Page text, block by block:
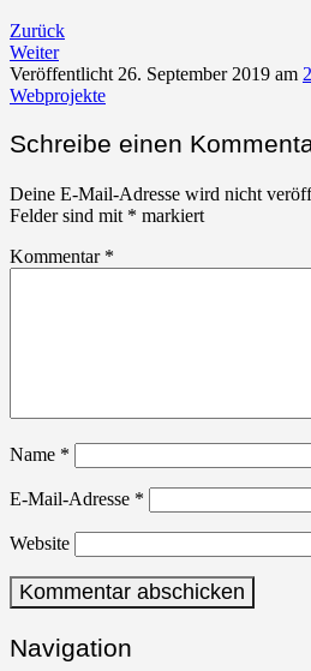
Zurück
Weiter
Veröffentlicht 26. September 2019 am
Webprojekte
Schreibe einen
Deine E-Mail-Adresse wird nicht
Felder sind mit * markiert
Kommentar *
Name *
E-Mail-Adresse *
Website
Navigation